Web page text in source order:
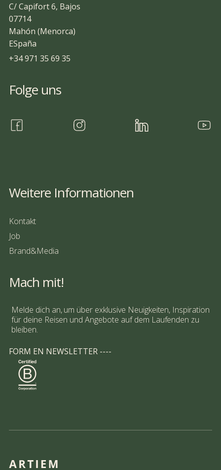
C/ Capifort 6, Bajos
07714
Mahón (Menorca)
ESpaña
+34 971 35 69 35
Folge uns
Weitere Informationen
Kontakt
Job
Brand&Media
Mach mit!
Melde dich an, um über exklusive Neuigkeiten, Inspiration
für deine Reisen und Angebote auf dem Laufenden zu
bleiben.
FORM EN NEWSLETTER ----